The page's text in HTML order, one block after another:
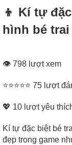
👦 Kí tự
hình bé
👁 798 lượt xem
⭐⭐⭐⭐⭐ 75 lượt
💖 10 lượt yêu
Kí tự đặc biệt bé
đẹp trong game